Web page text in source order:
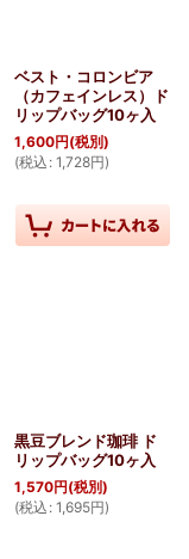
ベスト・コロンビア
（カフェインレス）ド
リップバッグ10ヶ入
1,600円(税別)
(税込 : 1,728円)
黒豆ブレンド珈琲 ド
リップバッグ10ヶ入
1,570円(税別)
(税込 : 1,695円)